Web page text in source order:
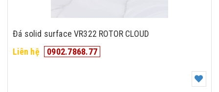
Đá solid surface VR322 ROTOR CLOUD
Liên hệ
0902.7868.77